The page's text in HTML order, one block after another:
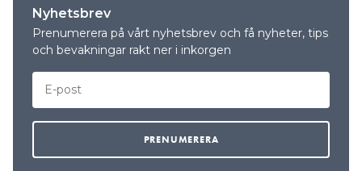
Nyhetsbrev
Prenumerera på vårt nyhetsbrev och få nyheter, tips
och bevakningar rakt ner i inkorgen